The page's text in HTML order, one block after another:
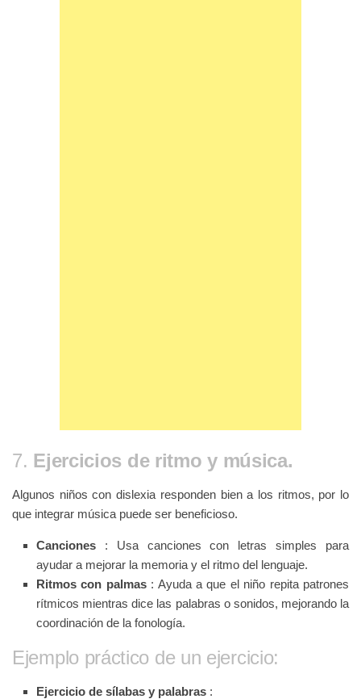
7. Ejercicios de ritmo y música.
Algunos niños con dislexia responden bien a los ritmos, por lo
que integrar música puede ser beneficioso.
Canciones : Usa canciones con letras simples para
ayudar a mejorar la memoria y el ritmo del lenguaje.
Ritmos con palmas: Ayuda a que el niño repita patrones
rítmicos mientras dice las palabras o sonidos, mejorando la
coordinación de la fonología.
Ejemplo práctico de un ejercicio:
Ejercicio de sílabas y palabras :